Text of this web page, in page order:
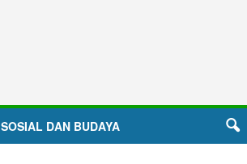
SOSIAL DAN BUDAYA